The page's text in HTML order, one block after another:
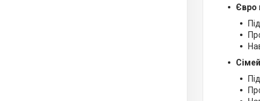
Євро